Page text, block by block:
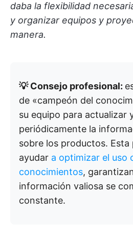
daba la flexibilidad
y organizar equipos y
manera.
💡 Consejo profesional:
de «campeón del
su equipo para actualizar
periódicamente la
sobre los productos. Esta
ayudar a optimizar el uso
conocimientos,
información valiosa se
constante.